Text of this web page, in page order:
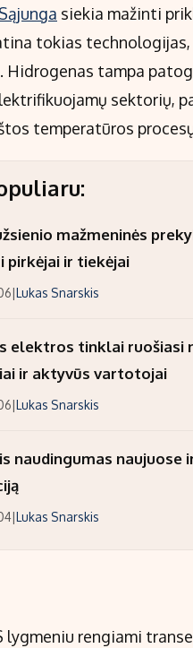
siekia mažinti
tokias
Hidrogenas tampa
sektorių,
temperatūros
mažmeninės
pirkėjai ir tiekėjai
|Lukas Snarskis
elektros tinklai ruošiasi
ir aktyvūs vartotojai
|Lukas Snarskis
naudingumas naujuose
|Lukas Snarskis
lygmeniu rengiami